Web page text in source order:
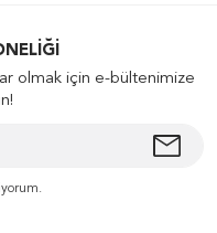
olmak için e-bültenimize